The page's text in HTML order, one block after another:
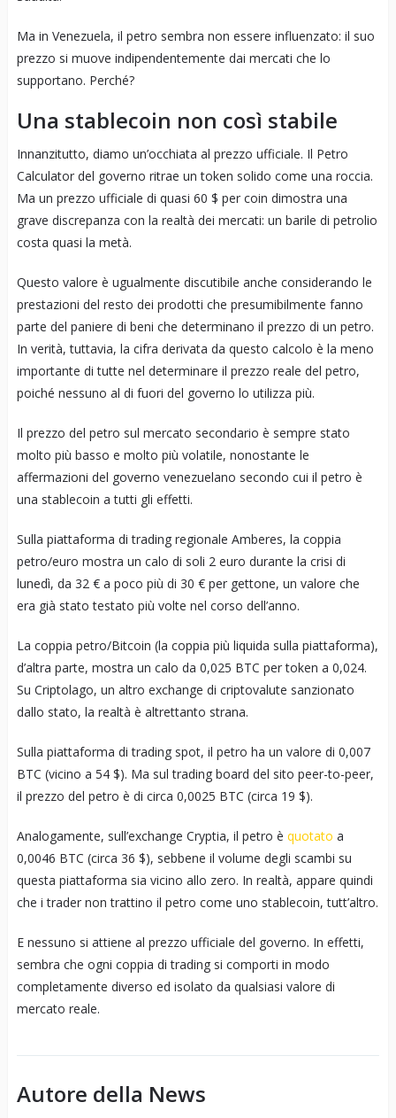
Ma in Venezuela, il petro sembra non essere influenzato: il suo
prezzo si muove indipendentemente dai mercati che lo
supportano. Perché?
Una stablecoin non così stabile
Innanzitutto, diamo un’occhiata al prezzo ufficiale. Il Petro
Calculator del governo ritrae un token solido come una roccia.
Ma un prezzo ufficiale di quasi 60 $ per coin dimostra una
grave discrepanza con la realtà dei mercati: un barile di petrolio
costa quasi la metà.
Questo valore è ugualmente discutibile anche considerando le
prestazioni del resto dei prodotti che presumibilmente fanno
parte del paniere di beni che determinano il prezzo di un petro.
In verità, tuttavia, la cifra derivata da questo calcolo è la meno
importante di tutte nel determinare il prezzo reale del petro,
poiché nessuno al di fuori del governo lo utilizza più.
Il prezzo del petro sul mercato secondario è sempre stato
molto più basso e molto più volatile, nonostante le
affermazioni del governo venezuelano secondo cui il petro è
una stablecoin a tutti gli effetti.
Sulla piattaforma di trading regionale Amberes, la coppia
petro/euro mostra un calo di soli 2 euro durante la crisi di
lunedì, da 32 € a poco più di 30 € per gettone, un valore che
era già stato testato più volte nel corso dell’anno.
La coppia petro/Bitcoin (la coppia più liquida sulla piattaforma),
d’altra parte, mostra un calo da 0,025 BTC per token a 0,024.
Su Criptolago, un altro exchange di criptovalute sanzionato
dallo stato, la realtà è altrettanto strana.
Sulla piattaforma di trading spot, il petro ha un valore di 0,007
BTC (vicino a 54 $). Ma sul trading board del sito peer-to-peer,
il prezzo del petro è di circa 0,0025 BTC (circa 19 $).
Analogamente, sull’exchange Cryptia, il petro è quotato a
0,0046 BTC (circa 36 $), sebbene il volume degli scambi su
questa piattaforma sia vicino allo zero. In realtà, appare quindi
che i trader non trattino il petro come uno stablecoin, tutt’altro.
E nessuno si attiene al prezzo ufficiale del governo. In effetti,
sembra che ogni coppia di trading si comporti in modo
completamente diverso ed isolato da qualsiasi valore di
mercato reale.
Autore della News